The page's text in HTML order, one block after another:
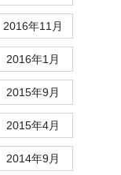
2016年11月
2016年1月
2015年9月
2015年4月
2014年9月